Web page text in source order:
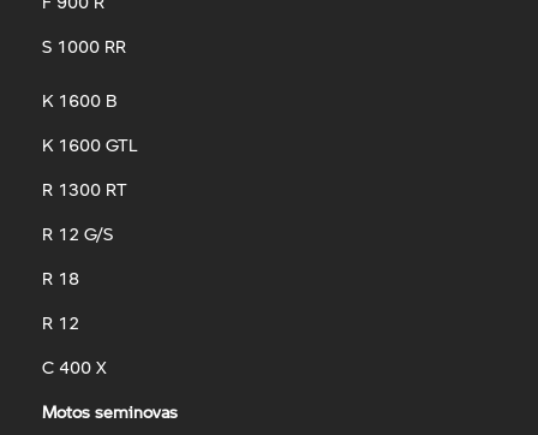
S 1000 RR
K 1600 B
K 1600 GTL
R 1300 RT
R 12 G/S
R 18
R 12
C 400 X
Motos seminovas